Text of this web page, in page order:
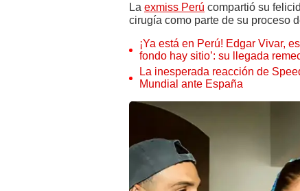
La exmiss Perú compartió su
cirugía como parte de su proceso
¡Ya está en Perú! Edgar Vivar,
fondo hay sitio’: su llegada
La inesperada reacción de
Mundial ante España